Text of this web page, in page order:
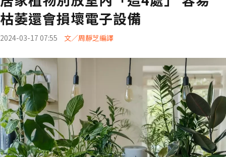
枯萎還會損壞電子設備
2024-03-17 07:55 文／周靜芝編譯